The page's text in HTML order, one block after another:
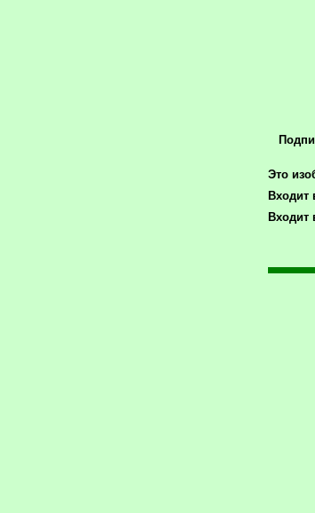
Это
Входит
Входит